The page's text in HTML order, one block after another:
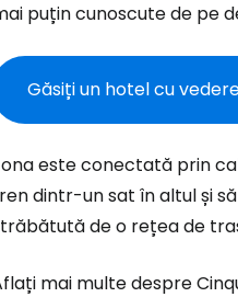
puțin cunoscute de pe
Găsiți un hotel cu
este conectată prin
dintr-un sat în altul și
de o rețea de
mai multe despre